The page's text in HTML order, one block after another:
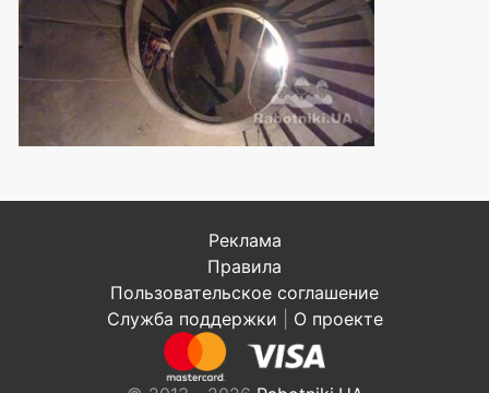
Реклама
Правила
Пользовательское соглашение
Служба поддержки
О проекте